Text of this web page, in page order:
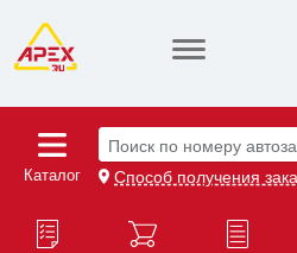
Каталог
Поиск по номеру
Способ получения